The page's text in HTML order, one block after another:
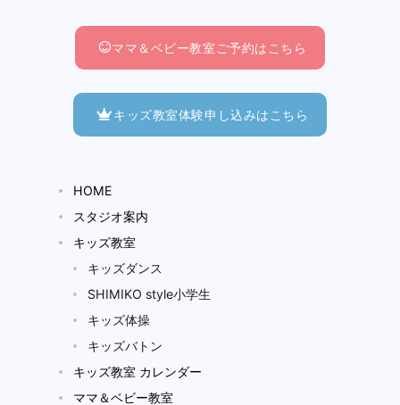
ママ＆ベビー教室ご予約はこちら
キッズ教室体験申し込みはこちら
HOME
スタジオ案内
キッズ教室
キッズダンス
SHIMIKO style小学生
キッズ体操
キッズバトン
キッズ教室 カレンダー
ママ＆ベビー教室